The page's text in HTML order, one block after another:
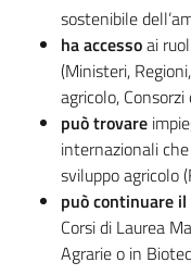
sostenibile
ha accessoai
(Ministeri,
agricolo,
può trovare
internazionali
sviluppo agricolo
può continuare
Corsi di Laurea
Agrarie o in